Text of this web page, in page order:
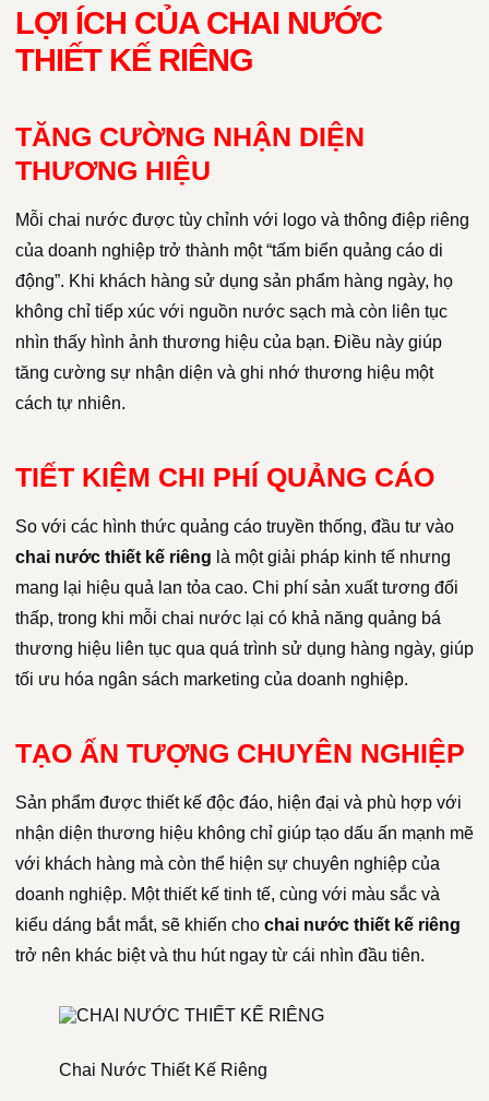
LỢI ÍCH CỦA CHAI NƯỚC
THIẾT KẾ RIÊNG
TĂNG CƯỜNG NHẬN DIỆN
THƯƠNG HIỆU
Mỗi chai nước được tùy chỉnh với logo và thông điệp riêng
của doanh nghiệp trở thành một “tấm biển quảng cáo di
động”. Khi khách hàng sử dụng sản phẩm hàng ngày, họ
không chỉ tiếp xúc với nguồn nước sạch mà còn liên tục
nhìn thấy hình ảnh thương hiệu của bạn. Điều này giúp
tăng cường sự nhận diện và ghi nhớ thương hiệu một
cách tự nhiên.
TIẾT KIỆM CHI PHÍ QUẢNG CÁO
So với các hình thức quảng cáo truyền thống, đầu tư vào
chai nước thiết kế riêng là một giải pháp kinh tế nhưng
mang lại hiệu quả lan tỏa cao. Chi phí sản xuất tương đối
thấp, trong khi mỗi chai nước lại có khả năng quảng bá
thương hiệu liên tục qua quá trình sử dụng hàng ngày, giúp
tối ưu hóa ngân sách marketing của doanh nghiệp.
TẠO ẤN TƯỢNG CHUYÊN NGHIỆP
Sản phẩm được thiết kế độc đáo, hiện đại và phù hợp với
nhận diện thương hiệu không chỉ giúp tạo dấu ấn mạnh mẽ
với khách hàng mà còn thể hiện sự chuyên nghiệp của
doanh nghiệp. Một thiết kế tinh tế, cùng với màu sắc và
kiểu dáng bắt mắt, sẽ khiến cho chai nước thiết kế riêng
trở nên khác biệt và thu hút ngay từ cái nhìn đầu tiên.
Chai Nước Thiết Kế Riêng